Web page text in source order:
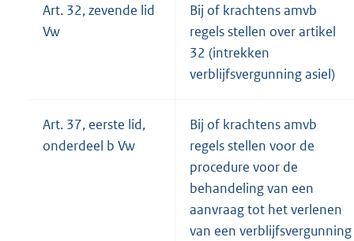
Art. 32, zevende lid
Vw
Bij of krachtens amvb
regels stellen over artikel
32 (intrekken
verblijfsvergunning asiel)
Art. 37, eerste lid,
onderdeel b Vw
Bij of krachtens amvb
regels stellen voor de
procedure voor de
behandeling van een
aanvraag tot het verlenen
van een verblijfsvergunning